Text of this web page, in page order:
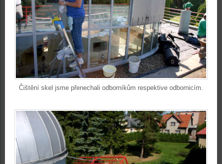
Čištění skel jsme přenechali odborníkům respektive odbornicím.